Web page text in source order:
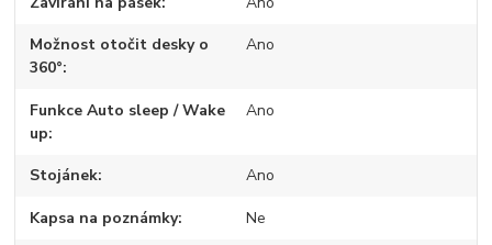
Možnost otočit desky o
360°
Ano
Funkce Auto sleep / Wake
up
Ano
Stojánek Ano
Kapsa na poznámky Ne